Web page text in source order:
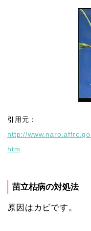
引用元：
http://
htm
苗立枯病の対処法
原因はカビです。